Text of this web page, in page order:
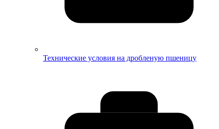
Технические условия на дробленую пшеницу